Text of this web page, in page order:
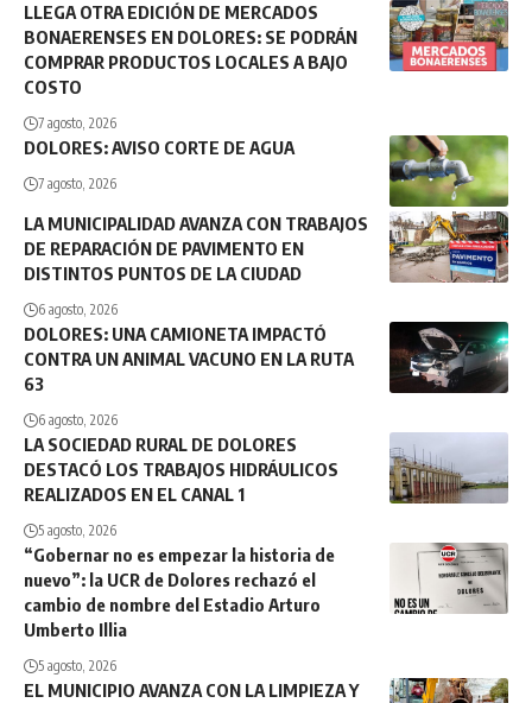
LLEGA OTRA EDICIÓN DE MERCADOS
BONAERENSES EN DOLORES: SE PODRÁN
COMPRAR PRODUCTOS LOCALES A BAJO
COSTO
7 agosto, 2026
DOLORES: AVISO CORTE DE AGUA
7 agosto, 2026
LA MUNICIPALIDAD AVANZA CON TRABAJOS
DE REPARACIÓN DE PAVIMENTO EN
DISTINTOS PUNTOS DE LA CIUDAD
6 agosto, 2026
DOLORES: UNA CAMIONETA IMPACTÓ
CONTRA UN ANIMAL VACUNO EN LA RUTA
63
6 agosto, 2026
LA SOCIEDAD RURAL DE DOLORES
DESTACÓ LOS TRABAJOS HIDRÁULICOS
REALIZADOS EN EL CANAL 1
5 agosto, 2026
“Gobernar no es empezar la historia de
nuevo”: la UCR de Dolores rechazó el
cambio de nombre del Estadio Arturo
Umberto Illia
5 agosto, 2026
EL MUNICIPIO AVANZA CON LA LIMPIEZA Y